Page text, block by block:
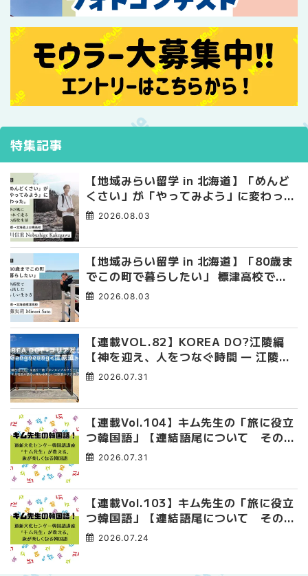
特集記事
【地域みらい留学 in 北海道】「めんど
くさい」が「やってみよう」に変わっ
た。 十勝の風に吹かれて走る、僕の泥
2026.08.03
【地域みらい留学 in 北海道】「80歳ま
でこの町で暮らしたい」 標津高校で踏
み出した、私らしい生き方
2026.08.03
【連載VOL.82】KOREA DO?江陵編
【神を迎え、人をつなぐ時間 ― 江陵端
午祭 】
2026.07.31
【連載Vol.104】キム先生の「旅に役立
つ韓国語」【連結語尾について その
4】2026.07.31
【連載Vol.103】キム先生の「旅に役立
つ韓国語」【連結語尾について その
3】2026.07.24